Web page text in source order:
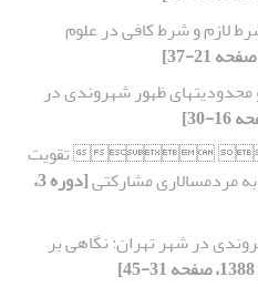
لازم و شرط کافی در علوم
ظهور شهروندی در
 تقویت
مردمسالاری مشارکتی
[دوره 3،
در شهر تهران: نگاهی بر